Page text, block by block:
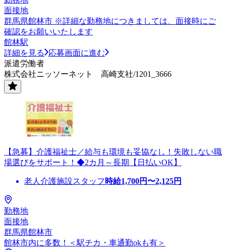
面接地
群馬県館林市 ※詳細な勤務地につきましては、面接時にご
確認をお願いいたします
館林駅
詳細を見る
応募画面に進む
派遣労働者
株式会社ニッソーネット 高崎支社/1201_3666
【急募】介護福祉士／給与も環境も妥協なし！失敗しない職
場選びをサポート！◆2カ月～長期【日払いOK】
老人介護施設スタッフ 時給1,700円〜2,125円
勤務地
面接地
群馬県館林市
館林市内に多数！＜駅チカ・車通勤okも有＞